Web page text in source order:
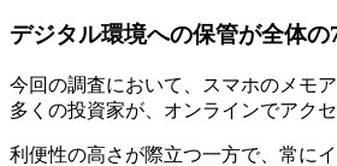
デジタル環境への保管が全体の
今回の調査において、スマホのメモ
多くの投資家が、オンラインでアク
利便性の高さが際立つ一方で、常に